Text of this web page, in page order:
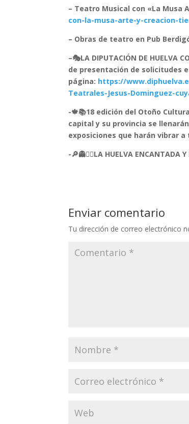
– Teatro Musical con «La Musa
con-la-musa-arte-y-creacion-
– Obras de teatro en Pub
–🎭LA DIPUTACIÓN DE HUELVA
de presentación de solicitudes
página: https://
Teatrales-Jesus-Dominguez-
-🍁📚18 edición del Otoño
capital y su provincia se
exposiciones que harán vibrar
-🔎👻🚶‍♂️LA HUELVA ENCANTADA
Enviar comentario
Tu dirección de correo electrónico